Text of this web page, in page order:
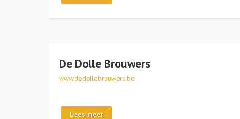
De Dolle Brouwers
www.dedollebrouwers.be
Lees meer